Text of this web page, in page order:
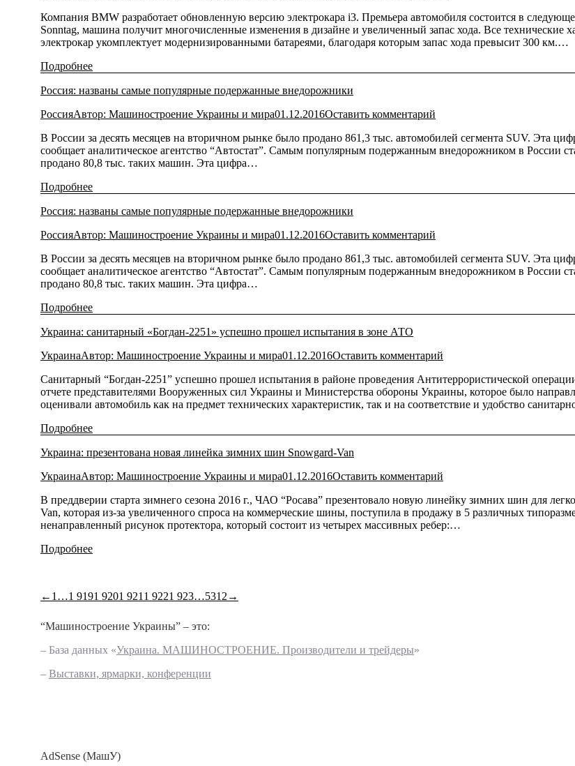
Компания BMW разработает обновленную версию электрокара i3. Премьера автомобиля состоится в
Sonntag, машина получит многочисленные изменения в дизайне и увеличенный запас хода. Все
электрокар укомплектует модернизированными батареями, благодаря которым запас хода превысит 300 км.…
Подробнее
Россия: названы самые популярные подержанные внедорожники
РоссияАвтор: Машиностроение Украины и мира01.12.2016Оставить комментарий
В России за десять месяцев на вторичном рынке было продано 861,3 тыс. автомобилей сегмента SUV. Эта
сообщает аналитическое агентство “Автостат”. Самым популярным подержанным внедорожником в России
продано 80,8 тыс. таких машин. Эта цифра…
Подробнее
Россия: названы самые популярные подержанные внедорожники
РоссияАвтор: Машиностроение Украины и мира01.12.2016Оставить комментарий
В России за десять месяцев на вторичном рынке было продано 861,3 тыс. автомобилей сегмента SUV. Эта
сообщает аналитическое агентство “Автостат”. Самым популярным подержанным внедорожником в России
продано 80,8 тыс. таких машин. Эта цифра…
Подробнее
Украина: санитарный «Богдан-2251» успешно прошел испытания в зоне АТО
УкраинаАвтор: Машиностроение Украины и мира01.12.2016Оставить комментарий
Санитарный “Богдан-2251” успешно прошел испытания в районе проведения Антитеррористической
отчете представителями Вооруженных сил Украины и Министерства обороны Украины, которое было
оценивали автомобиль как на предмет технических характеристик, так и на соответствие и удобство
Подробнее
Украина: презентована новая линейка зимних шин Snowgard-Van
УкраинаАвтор: Машиностроение Украины и мира01.12.2016Оставить комментарий
В преддверии старта зимнего сезона 2016 г., ЧАО “Росава” презентовало новую линейку зимних шин для
Van, которая из-за увеличенного спроса на коммерческие шины, поступила в продажу в 5 различных
ненаправленный рисунок протектора, который состоит из четырех массивных ребер:…
Подробнее
← 1 …1 9191 9201 921 1 9221 923…5312 →
“Машиностроение Украины” – это:
– База данных «Украина. МАШИНОСТРОЕНИЕ. Производители и трейдеры»
– Выставки, ярмарки, конференции
AdSense (МашУ)